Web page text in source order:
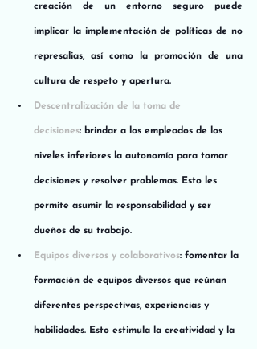
creación de un entorno seguro puede
implicar la implementación de políticas de no
represalias, así como la promoción de una
cultura de respeto y apertura.
Descentralización de la toma de
decisiones: brindar a los empleados de los
niveles inferiores la autonomía para tomar
decisiones y resolver problemas. Esto les
permite asumir la responsabilidad y ser
dueños de su trabajo.
Equipos diversos y colaborativos: fomentar la
formación de equipos diversos que reúnan
diferentes perspectivas, experiencias y
habilidades. Esto estimula la creatividad y la